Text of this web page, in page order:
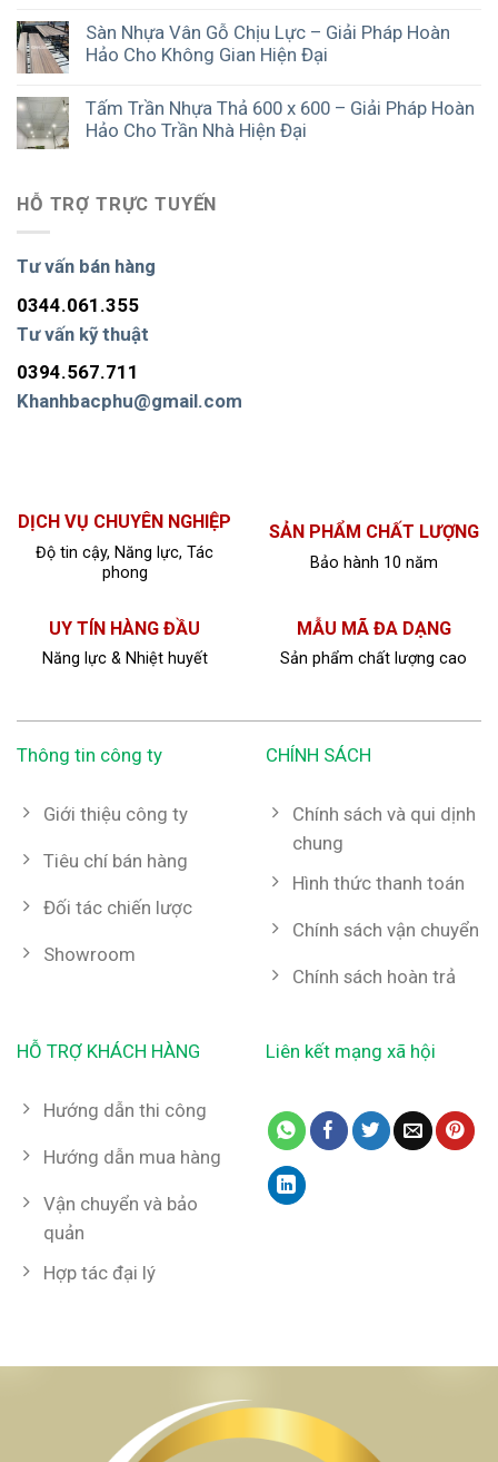
Sàn Nhựa Vân Gỗ Chịu Lực – Giải Pháp Hoàn
Hảo Cho Không Gian Hiện Đại
Tấm Trần Nhựa Thả 600 x 600 – Giải Pháp Hoàn
Hảo Cho Trần Nhà Hiện Đại
HỖ TRỢ TRỰC TUYẾN
Tư vấn bán hàng
0344.061.355
Tư vấn kỹ thuật
0394.567.711
Khanhbacphu@gmail.com
DỊCH VỤ CHUYÊN NGHIỆP
Độ tin cậy, Năng lực, Tác
phong
SẢN PHẨM CHẤT LƯỢNG
Bảo hành 10 năm
UY TÍN HÀNG ĐẦU
Năng lực & Nhiệt huyết
MẪU MÃ ĐA DẠNG
Sản phẩm chất lượng cao
Thông tin công ty
Giới thiệu công ty
Tiêu chí bán hàng
Đối tác chiến lược
Showroom
CHÍNH SÁCH
Chính sách và qui dịnh
chung
Hình thức thanh toán
Chính sách vận chuyển
Chính sách hoàn trả
HỖ TRỢ KHÁCH HÀNG
Hướng dẫn thi công
Hướng dẫn mua hàng
Vận chuyển và bảo
quản
Hợp tác đại lý
Liên kết mạng xã hội